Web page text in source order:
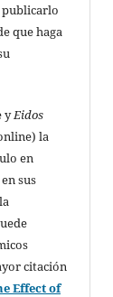
que haga
yEidos
la
en
sus
citación
Effect of